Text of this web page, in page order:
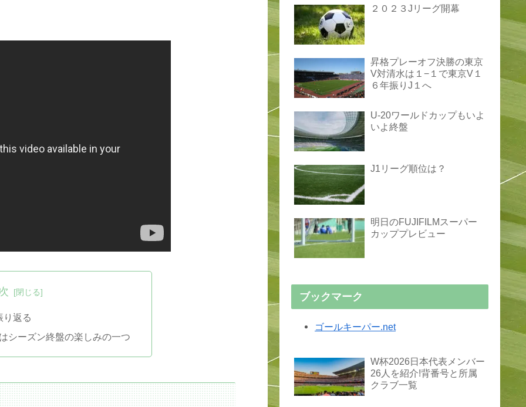
り返る
シーズン終盤の楽しみの一つ
２０２３Jリーグ開幕
昇格プレーオフ決勝の東京
V対清水は１−１で東京V１
６年振りJ１へ
U-20ワールドカップもいよ
いよ終盤
J1リーグ順位は？
明日のFUJIFILMスーパー
カッププレビュー
ブックマーク
ゴールキーパー.net
W杯2026日本代表メンバー
26人を紹介!背番号と所属
クラブ一覧